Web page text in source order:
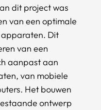
dit project was
van een optimale
Dit
van een
aanpast aan
van mobiele
Het bouwen
ontwerp